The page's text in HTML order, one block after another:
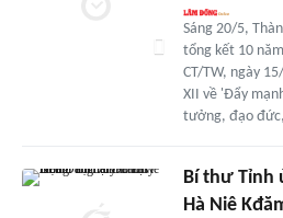
Sáng 20/5,
tổng kết 10
CT/TW, ngày
XII về 'Đẩy
tưởng, đạo
Bí thư Tỉnh
Hà Niê